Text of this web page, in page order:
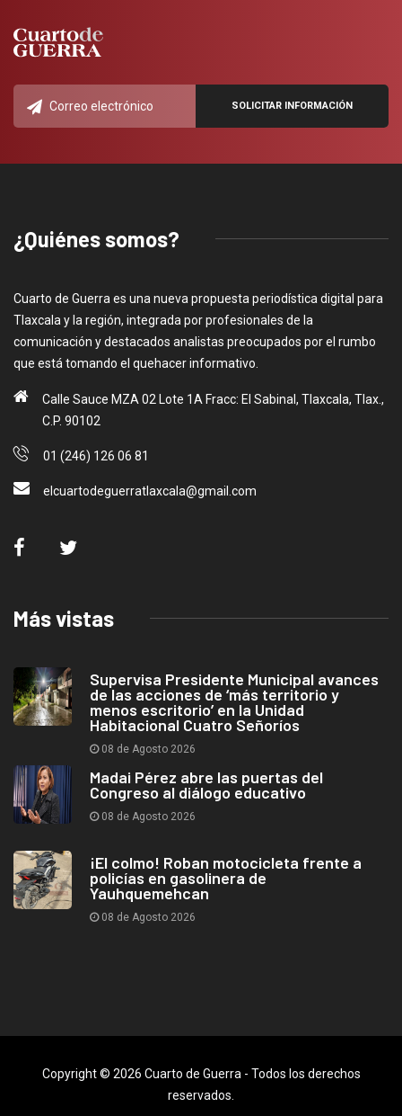
¿Quiénes somos?
Cuarto de Guerra es una nueva propuesta periodística digital para
Tlaxcala y la región, integrada por profesionales de la
comunicación y destacados analistas preocupados por el rumbo
que está tomando el quehacer informativo.
Calle Sauce MZA 02 Lote 1A Fracc: El Sabinal, Tlaxcala, Tlax.,
C.P. 90102
01 (246) 126 06 81
elcuartodeguerratlaxcala@gmail.com
Más vistas
Supervisa Presidente Municipal avances
de las acciones de ‘más territorio y
menos escritorio’ en la Unidad
Habitacional Cuatro Señoríos
08 de Agosto 2026
Madai Pérez abre las puertas del
Congreso al diálogo educativo
08 de Agosto 2026
¡El colmo! Roban motocicleta frente a
policías en gasolinera de
Yauhquemehcan
08 de Agosto 2026
Copyright © 2026 Cuarto de Guerra - Todos los derechos
reservados.